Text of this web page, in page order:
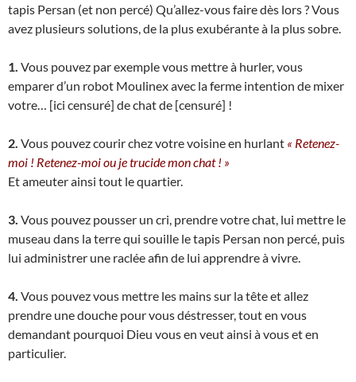
tapis Persan (et non percé) Qu’allez-vous faire dès lors ? Vous
avez plusieurs solutions, de la plus exubérante à la plus sobre.
1. Vous pouvez par exemple vous mettre à hurler, vous
emparer d’un robot Moulinex avec la ferme intention de mixer
votre… [ici censuré] de chat de [censuré] !
2. Vous pouvez courir chez votre voisine en hurlant « Retenez-
moi ! Retenez-moi ou je trucide mon chat ! »
Et ameuter ainsi tout le quartier.
3. Vous pouvez pousser un cri, prendre votre chat, lui mettre le
museau dans la terre qui souille le tapis Persan non percé, puis
lui administrer une raclée afin de lui apprendre à vivre.
4. Vous pouvez vous mettre les mains sur la tête et allez
prendre une douche pour vous déstresser, tout en vous
demandant pourquoi Dieu vous en veut ainsi à vous et en
particulier.